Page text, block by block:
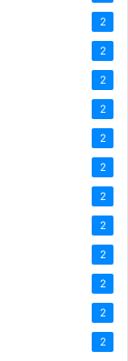
2
2
2
2
2
2
2
2
2
2
2
2